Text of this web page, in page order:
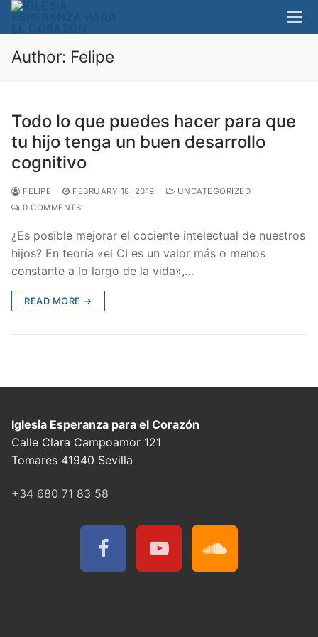
Skip
Author: Felipe
Todo lo que puedes hacer para que
tu hijo tenga un buen desarrollo
cognitivo
FELIPE FEBRUARY 18, 2019
UNCATEGORIZED
0 COMMENTS
¿Es posible mejorar el cociente intelectual de nuestros
hijos? En teoría «el CI es un valor más o menos
constante a lo largo de la vida»,…
READ MORE →
Iglesia Esperanza para el Corazón
Calle Clara Campoamor 121
Tomares 41940 Sevilla
+34 680 71 83 58